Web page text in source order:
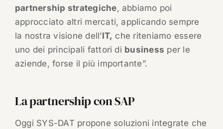
partnership strategiche, abbiamo poi
approcciato altri mercati, applicando sempre
la nostra visione dell’IT, che riteniamo essere
uno dei principali fattori di business per le
aziende, forse il più importante”.
La partnership con SAP
Oggi SYS-DAT propone soluzioni integrate che